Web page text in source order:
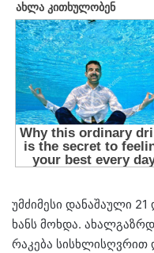
უმ­ძი­მე­სი და­ნა­შა­უ­ლი
ხანს მოხ­და.
რა­კე­ბა